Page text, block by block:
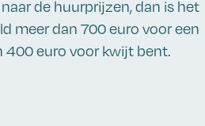
de huurprijzen, dan is het
meer dan 700 euro voor een
400 euro voor kwijt bent.